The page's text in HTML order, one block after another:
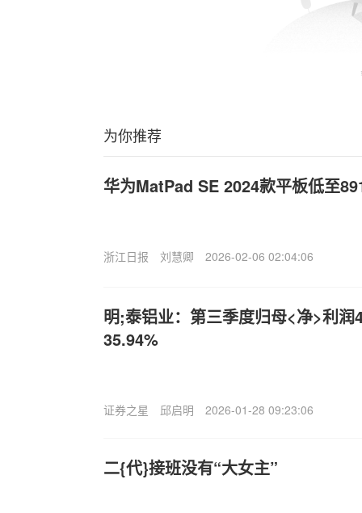
为你推荐
华为MatPad SE 2024款平板低至
浙江日报 刘慧卿 2026-02-06 02:04:06
明;泰铝业：第三季度归母<净>利润
35.94%
证券之星 邱启明 2026-01-28 09:23:06
二{代}接班没有“大女主”